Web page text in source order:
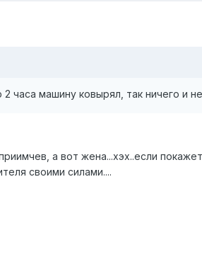
часа машину ковырял, так ничего и не
а вот жена...хэх..если
своими силами....